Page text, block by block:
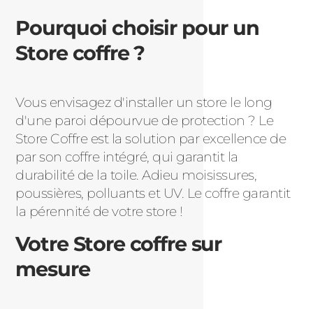
Pourquoi choisir pour un
Store coffre ?
Vous envisagez d'installer un store le long
d'une paroi dépourvue de protection ? Le
Store Coffre est la solution par excellence de
par son coffre intégré, qui garantit la
durabilité de la toile. Adieu moisissures,
poussières, polluants et UV. Le coffre garantit
la pérennité de votre store !
Votre Store coffre sur
mesure